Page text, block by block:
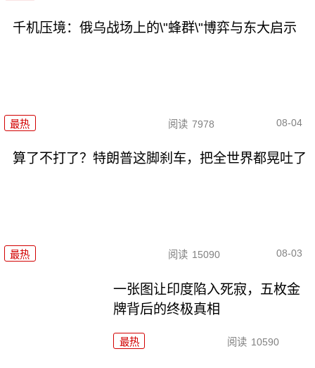
千机压境：俄乌战场上的\"蜂群\"博弈与东大启示
最热 阅读 7978 08-04
算了不打了？特朗普这脚刹车，把全世界都晃吐了
最热 阅读 15090 08-03
一张图让印度陷入死寂，五枚金
牌背后的终极真相
最热 阅读 10590